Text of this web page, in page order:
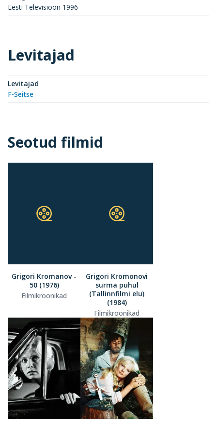
Eesti Televisioon 1996
Levitajad
Levitajad
F-Seitse
Seotud filmid
Grigori Kromanov -
50 (1976)
Filmikroonikad
Grigori Kromonovi
surma puhul
(Tallinnfilmi elu)
(1984)
Filmikroonikad